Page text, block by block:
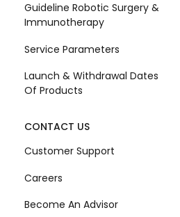
Guideline Robotic Surgery &
Immunotherapy
Service Parameters
Launch & Withdrawal Dates
Of Products
CONTACT US
Customer Support
Careers
Become An Advisor